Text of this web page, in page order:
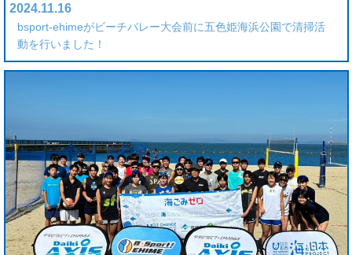
2024.11.16
bsport-ehimeがビーチバレー大会前に五色姫海浜公園で清掃活
動を行いました！